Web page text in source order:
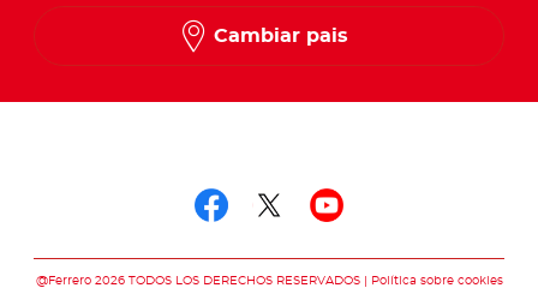
French
Cambiar pais
@Ferrero 2026 TODOS LOS DERECHOS RESERVADOS
Política sobre cookies